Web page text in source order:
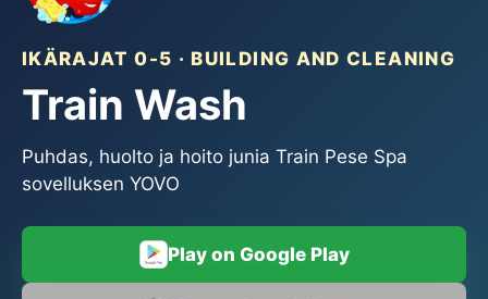
IKÄRAJAT 0-5 · BUILDING AND CLEANING
Train Wash
Puhdas, huolto ja hoito junia Train Pese Spa
sovelluksen YOVO
Play on Google Play